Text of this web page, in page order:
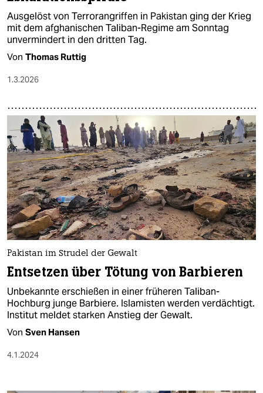
Ausgelöst von Terrorangriffen in Pakistan ging der Krieg
mit dem afghanischen Taliban-Regime am Sonntag
unvermindert in den dritten Tag.
Von Thomas Ruttig
1.3.2026
Pakistan im Strudel der Gewalt
Entsetzen über Tötung von Barbieren
Unbekannte erschießen in einer früheren Taliban-
Hochburg junge Barbiere. Islamisten werden verdächtigt.
Institut meldet starken Anstieg der Gewalt.
Von Sven Hansen
4.1.2024